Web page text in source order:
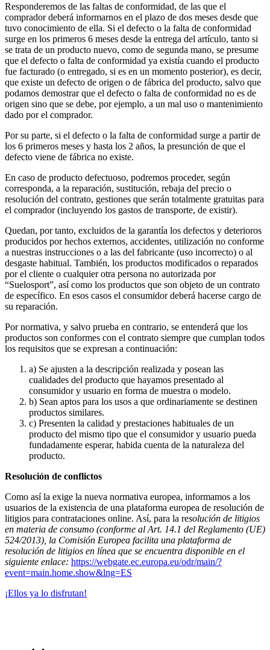
Responderemos de las faltas de conformidad, de las que el
comprador deberá informarnos en el plazo de dos meses desde que
tuvo conocimiento de ella. Si el defecto o la falta de conformidad
surge en los primeros 6 meses desde la entrega del artículo, tanto si
se trata de un producto nuevo, como de segunda mano, se presume
que el defecto o falta de conformidad ya existía cuando el producto
fue facturado (o entregado, si es en un momento posterior), es decir,
que existe un defecto de origen o de fábrica del producto, salvo que
podamos demostrar que el defecto o falta de conformidad no es de
origen sino que se debe, por ejemplo, a un mal uso o mantenimiento
dado por el comprador.
Por su parte, si el defecto o la falta de conformidad surge a partir de
los 6 primeros meses y hasta los 2 años, la presunción de que el
defecto viene de fábrica no existe.
En caso de producto defectuoso, podremos proceder, según
corresponda, a la reparación, sustitución, rebaja del precio o
resolución del contrato, gestiones que serán totalmente gratuitas para
el comprador (incluyendo los gastos de transporte, de existir).
Quedan, por tanto, excluidos de la garantía los defectos y deterioros
producidos por hechos externos, accidentes, utilización no conforme
a nuestras instrucciones o a las del fabricante (uso incorrecto) o al
desgaste habitual. También, los productos modificados o reparados
por el cliente o cualquier otra persona no autorizada por
“Suelosport”, así como los productos que son objeto de un contrato
de específico. En esos casos el consumidor deberá hacerse cargo de
su reparación.
Por normativa, y salvo prueba en contrario, se entenderá que los
productos son conformes con el contrato siempre que cumplan todos
los requisitos que se expresan a continuación:
a) Se ajusten a la descripción realizada y posean las
cualidades del producto que hayamos presentado al
consumidor y usuario en forma de muestra o modelo.
b) Sean aptos para los usos a que ordinariamente se destinen
productos similares.
c) Presenten la calidad y prestaciones habituales de un
producto del mismo tipo que el consumidor y usuario pueda
fundadamente esperar, habida cuenta de la naturaleza del
producto.
Resolución de conflictos
Como así la exige la nueva normativa europea, informamos a los
usuarios de la existencia de una plataforma europea de resolución de
litigios para contrataciones online. Así, para la resolución de litigios
en materia de consumo (conforme al Art. 14.1 del Reglamento (UE)
524/2013), la Comisión Europea facilita una plataforma de
resolución de litigios en línea que se encuentra disponible en el
siguiente enlace: https://webgate.ec.europa.eu/odr/main/?
event=main.home.show&lng=ES
¡Ellos ya lo disfrutan!